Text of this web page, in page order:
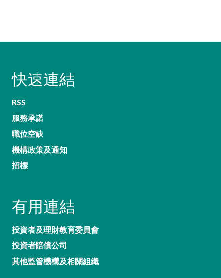
快速連結
RSS
服務承諾
職位空缺
機構政策及通知
招標
有用連結
投資者及理財教育委員會
投資者賠償公司
其他監管機構及相關組織